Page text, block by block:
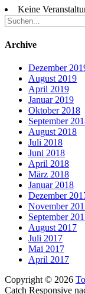
Keine
Suche
nach:
Archive
Dezember
August 2019
April 2019
Januar 2019
Oktober 2018
September
August 2018
Juli 2018
Juni 2018
April 2018
März 2018
Januar 2018
Dezember
November
September
August 2017
Juli 2017
Mai 2017
April 2017
Copyright © 2026
Catch Responsive